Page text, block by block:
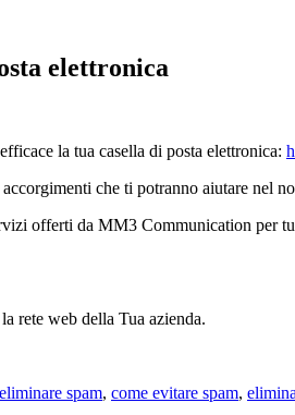
elettronica
la tua casella di posta elettronica:
che ti potranno aiutare nel
offerti da MM3 Communication per
rete web della Tua azienda.
spam, come evitare spam,